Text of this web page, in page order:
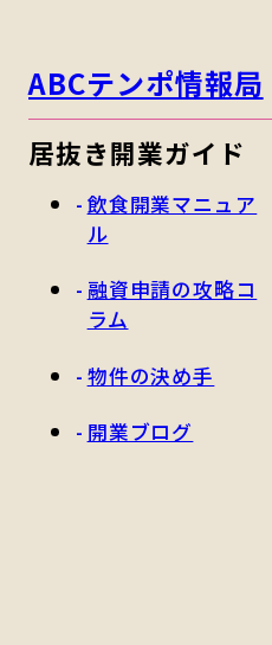
ABCテンポ情報局
居抜き開業ガイド
飲食開業マニュア
ル
融資申請の攻略コ
ラム
物件の決め手
開業ブログ